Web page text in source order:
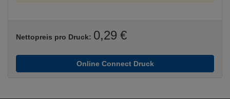
Nettopreis pro Druck: 0,29 €
Online Connect Druck